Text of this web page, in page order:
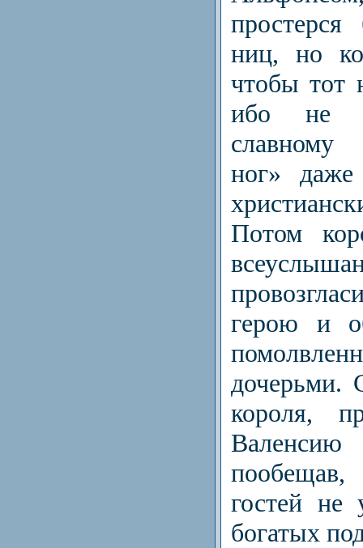
ниц, но
чтобы тот
ибо не
славному
ног»
Потом
герою и
дочерьми.
короля,
гостей не
богатых